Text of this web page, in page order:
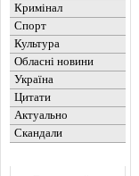
Кримінал
Спорт
Культура
Обласні новини
Україна
Цитати
Актуально
Скандали